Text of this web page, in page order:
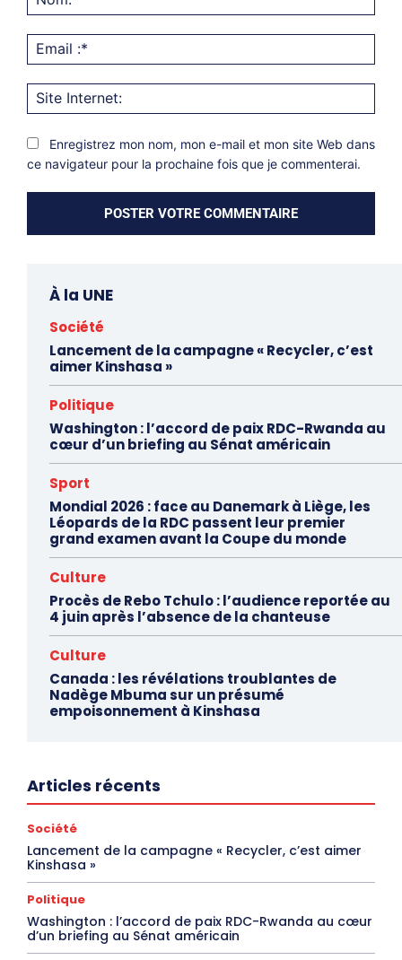
:*
Enregistrez mon nom, mon e-mail et mon site Web dans
ce navigateur pour la prochaine fois que je commenterai.
À la UNE
Société
Lancement de la campagne « Recycler, c’est
aimer Kinshasa »
Politique
Washington : l’accord de paix RDC-Rwanda au
cœur d’un briefing au Sénat américain
Sport
Mondial 2026 : face au Danemark à Liège, les
Léopards de la RDC passent leur premier
grand examen avant la Coupe du monde
Culture
Procès de Rebo Tchulo : l’audience reportée au
4 juin après l’absence de la chanteuse
Culture
Canada : les révélations troublantes de
Nadège Mbuma sur un présumé
empoisonnement à Kinshasa
Articles récents
Société
Lancement de la campagne « Recycler, c’est aimer
Kinshasa »
Politique
Washington : l’accord de paix RDC-Rwanda au cœur
d’un briefing au Sénat américain